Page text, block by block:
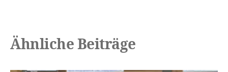
Ähnliche Beiträge